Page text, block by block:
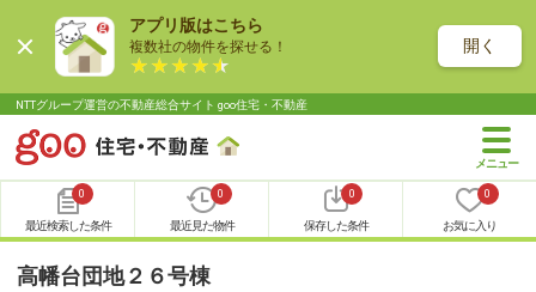
アプリ版はこちら
複数社の物件を探せる！ 開く
NTTグループ運営の不動産総合サイト goo住宅・不動産
0
最近検索した条件
0
最近見た物件
0
保存した条件
0
お気に入り
高幡台団地２６号棟